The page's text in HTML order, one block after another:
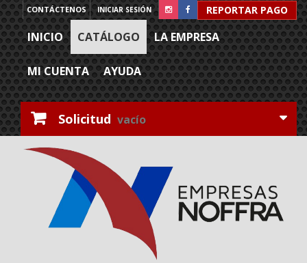
REPORTAR PAGO
INICIAR SESIÓN
CONTÁCTENOS
INICIO CATÁLOGO LA EMPRESA
MI CUENTA AYUDA
Solicitud vacío